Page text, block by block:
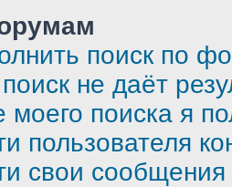
поиск по
не даёт
моего поиска я
пользователя
свои